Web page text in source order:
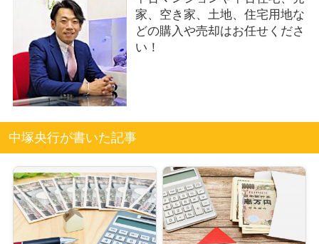
家、空き家、土地、住宅用地な
どの購入や売却はお任せくださ
い！
中塚央行が書いた記事